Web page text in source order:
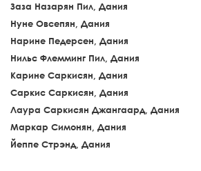
Заза Назарян Пил, Дания
Нуне Овсепян, Дания
Нарине Педерсен, Дания
Нильс Флемминг Пил, Дания
Карине Саркисян, Дания
Саркис Саркисян, Дания
Лаура Саркисян Джангаард, Дания
Маркар Симонян, Дания
Йеппе Стрэнд, Дания